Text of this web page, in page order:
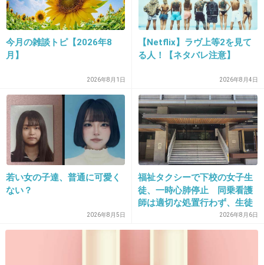
21. 匿名2012/12/26(水) 14:04:15
体外受精でさずかれましたが
それまでの間凄く辛かったです。
よく不妊治療は出口の見えないトンネルってい
うけど
まさにその通りでした
一番辛かった時はタイミング法の時でした
毎朝の検温に凄く緊張し、高温期維持していた
何度も測り直ししたり・・。
今月の雑談トピ【2026年8
月】
2026年8月1日
【Netflix】ラヴ上等2を見て
る人！【ネタバレ注意】
2026年8月4日
若い女の子達、普通に可愛く
ない？
2026年8月5日
福祉タクシーで下校の女子生
徒、一時心肺停止 同乗看護
師は適切な処置行わず、生徒
2026年8月6日